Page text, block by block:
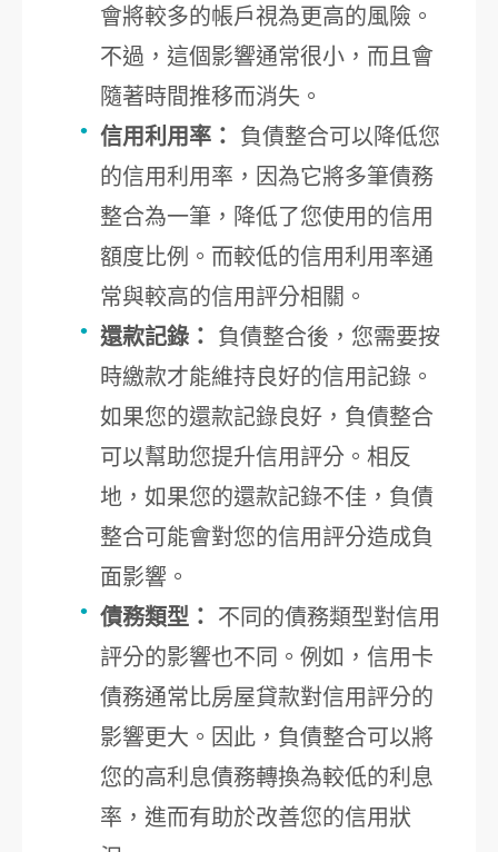
會將較多的帳戶視為更高的風險。
不過，這個影響通常很小，而且會
隨著時間推移而消失。
信用利用率：
負債整合可以降低您
的信用利用率，因為它將多筆債務
整合為一筆，降低了您使用的信用
額度比例。而較低的信用利用率通
常與較高的信用評分相關。
還款記錄：
負債整合後，您需要按
時繳款才能維持良好的信用記錄。
如果您的還款記錄良好，負債整合
可以幫助您提升信用評分。相反
地，如果您的還款記錄不佳，負債
整合可能會對您的信用評分造成負
面影響。
債務類型：
不同的債務類型對信用
評分的影響也不同。例如，信用卡
債務通常比房屋貸款對信用評分的
影響更大。因此，負債整合可以將
您的高利息債務轉換為較低的利息
率，進而有助於改善您的信用狀